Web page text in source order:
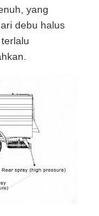
yang
debu halus